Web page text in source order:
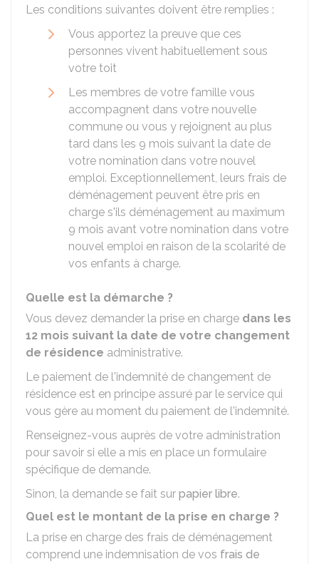
Les conditions suivantes doivent être remplies :
Vous apportez la preuve que ces
personnes vivent habituellement sous
votre toit
Les membres de votre famille vous
accompagnent dans votre nouvelle
commune ou vous y rejoignent au plus
tard dans les 9 mois suivant la date de
votre nomination dans votre nouvel
emploi. Exceptionnellement, leurs frais de
déménagement peuvent être pris en
charge s'ils déménagement au maximum
9 mois avant votre nomination dans votre
nouvel emploi en raison de la scolarité de
vos enfants à charge.
Quelle est la démarche ?
Vous devez demander la prise en charge dans les
12 mois suivant la date de votre changement
de résidence administrative.
Le paiement de l'indemnité de changement de
résidence est en principe assuré par le service qui
vous gère au moment du paiement de l'indemnité.
Renseignez-vous auprès de votre administration
pour savoir si elle a mis en place un formulaire
spécifique de demande.
Sinon, la demande se fait sur papier libre.
Quel est le montant de la prise en charge ?
La prise en charge des frais de déménagement
comprend une indemnisation de vos frais de